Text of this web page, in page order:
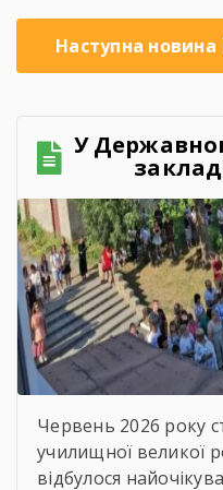
Наступна новина
У
Червень 2026 року
училищної великої
відбулося